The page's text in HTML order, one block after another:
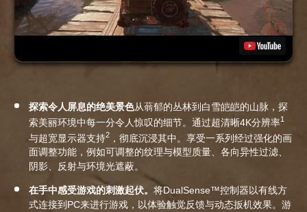
探索令人屏息的绝美景色从蓊郁的丛林到白雪皑皑的山脉，探
索美丽环境中每一分令人惊叹的细节。通过超清晰4K分辨率1
与超宽显示器支持2 ，彻底沉浸其中。享受一系列经过强化的画
面调整功能，例如可调整的纹理与模型质量、各向异性过滤、
阴影、反射与环境光遮蔽。
在手中感受游戏的刺激起伏。 将DualSense™控制器以有线方
式连接到PC来进行游戏，以体验触觉反馈与动态扳机效果。游